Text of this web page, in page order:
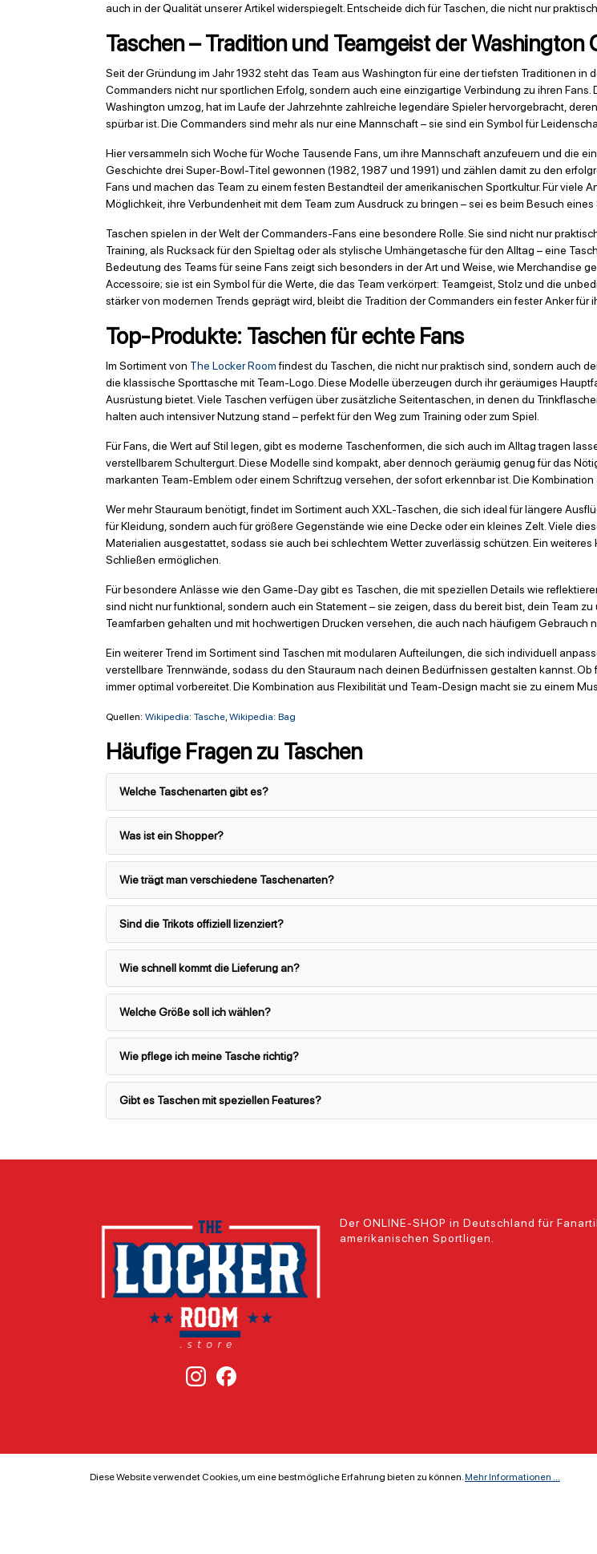
auch in der Qualität unserer Artikel widerspiegelt. Entscheide dich für Taschen, die nicht nur
Taschen – Tradition und Teamgeist der Washington
Seit der Gründung im Jahr 1932 steht das Team aus Washington für eine der tiefsten Traditionen in
Commanders nicht nur sportlichen Erfolg, sondern auch eine einzigartige Verbindung zu ihren
Washington umzog, hat im Laufe der Jahrzehnte zahlreiche legendäre Spieler hervorgebracht,
spürbar ist. Die Commanders sind mehr als nur eine Mannschaft – sie sind ein Symbol für
Hier versammeln sich Woche für Woche Tausende Fans, um ihre Mannschaft anzufeuern und die
Geschichte drei Super-Bowl-Titel gewonnen (1982, 1987 und 1991) und zählen damit zu den
Fans und machen das Team zu einem festen Bestandteil der amerikanischen Sportkultur. Für viele
Möglichkeit, ihre Verbundenheit mit dem Team zum Ausdruck zu bringen – sei es beim Besuch
Taschen spielen in der Welt der Commanders-Fans eine besondere Rolle. Sie sind nicht nur
Training, als Rucksack für den Spieltag oder als stylische Umhängetasche für den Alltag – eine
Bedeutung des Teams für seine Fans zeigt sich besonders in der Art und Weise, wie Merchandise
Accessoire; sie ist ein Symbol für die Werte, die das Team verkörpert: Teamgeist, Stolz und die
stärker von modernen Trends geprägt wird, bleibt die Tradition der Commanders ein fester Anker für
Top-Produkte: Taschen für echte Fans
Im Sortiment von The Locker Roomfindest du Taschen, die nicht nur praktisch sind, sondern auch
die klassische Sporttasche mit Team-Logo. Diese Modelle überzeugen durch ihr geräumiges
Ausrüstung bietet. Viele Taschen verfügen über zusätzliche Seitentaschen, in denen du
halten auch intensiver Nutzung stand – perfekt für den Weg zum Training oder zum Spiel.
Für Fans, die Wert auf Stil legen, gibt es moderne Taschenformen, die sich auch im Alltag tragen
verstellbarem Schultergurt. Diese Modelle sind kompakt, aber dennoch geräumig genug für das
markanten Team-Emblem oder einem Schriftzug versehen, der sofort erkennbar ist. Die
Wer mehr Stauraum benötigt, findet im Sortiment auch XXL-Taschen, die sich ideal für längere
für Kleidung, sondern auch für größere Gegenstände wie eine Decke oder ein kleines Zelt. Viele
Materialien ausgestattet, sodass sie auch bei schlechtem Wetter zuverlässig schützen. Ein
Schließen ermöglichen.
Für besondere Anlässe wie den Game-Day gibt es Taschen, die mit speziellen Details wie
sind nicht nur funktional, sondern auch ein Statement – sie zeigen, dass du bereit bist, dein Team
Teamfarben gehalten und mit hochwertigen Drucken versehen, die auch nach häufigem Gebrauch
Ein weiterer Trend im Sortiment sind Taschen mit modularen Aufteilungen, die sich individuell
verstellbare Trennwände, sodass du den Stauraum nach deinen Bedürfnissen gestalten kannst.
immer optimal vorbereitet. Die Kombination aus Flexibilität und Team-Design macht sie zu einem
Quellen: Wikipedia: Tasche Wikipedia: Bag
Häufige Fragen zu Taschen
Welche Taschenarten gibt es?
Was ist ein Shopper?
Wie trägt man verschiedene Taschenarten?
Sind die Trikots offiziell lizenziert?
Wie schnell kommt die Lieferung an?
Welche Größe soll ich wählen?
Wie pflege ich meine Tasche richtig?
Gibt es Taschen mit speziellen Features?
Der ONLINE-SHOP in Deutschland für
amerikanischen Sportligen.
Diese Website verwendet Cookies, um eine bestmögliche Erfahrung bieten zu können.Mehr Informationen ...